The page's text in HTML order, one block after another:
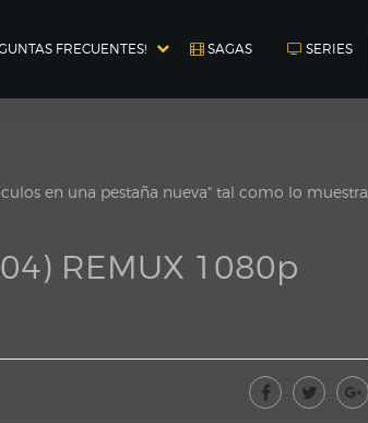
FRECUENTES! SAGAS SERIES
en una pestaña nueva" tal como lo muestra
REMUX 1080p